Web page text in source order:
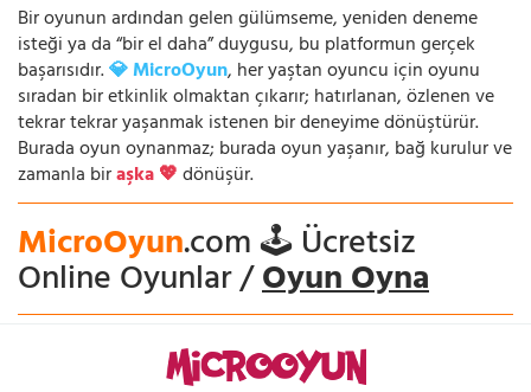
Bir oyunun ardından gelen gülümseme, yeniden deneme
isteği ya da “bir el daha” duygusu, bu platformun gerçek
başarısıdır.💎 MicroOyun, her yaştan oyuncu için oyunu
sıradan bir etkinlik olmaktan çıkarır; hatırlanan, özlenen ve
tekrar tekrar yaşanmak istenen bir deneyime dönüştürür.
Burada oyun oynanmaz; burada oyun yaşanır, bağ kurulur ve
zamanla biraşka 💖dönüşür.
MicroOyun.com 🕹️ Ücretsiz
Online Oyunlar /Oyun Oyna